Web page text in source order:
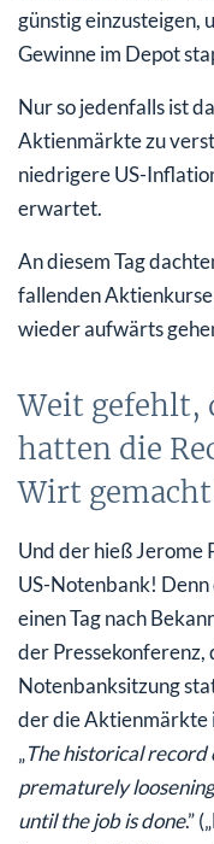
günstig einzusteigen,
Gewinne im Depot
Nur so jedenfalls ist
Aktienmärkte zu
niedrigere US-
erwartet.
An diesem Tag
fallenden
wieder aufwärts
Weit gefehlt,
hatten die
Wirt
Und der hieß Jerome
US-Notenbank!
einen Tag nach
der Pressekonferenz,
Notenbanksitzung
der die Aktienmärkte
„The historical
prematurely
until the job is done.”